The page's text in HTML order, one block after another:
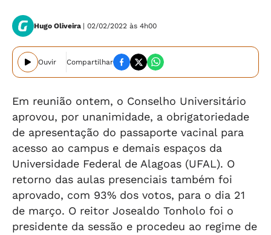
Hugo Oliveira | 02/02/2022 às 4h00
Ouvir Compartilhar
Em reunião ontem, o Conselho Universitário
aprovou, por unanimidade, a obrigatoriedade
de apresentação do passaporte vacinal para
acesso ao campus e demais espaços da
Universidade Federal de Alagoas (UFAL). O
retorno das aulas presenciais também foi
aprovado, com 93% dos votos, para o dia 21
de março. O reitor Josealdo Tonholo foi o
presidente da sessão e procedeu ao regime de